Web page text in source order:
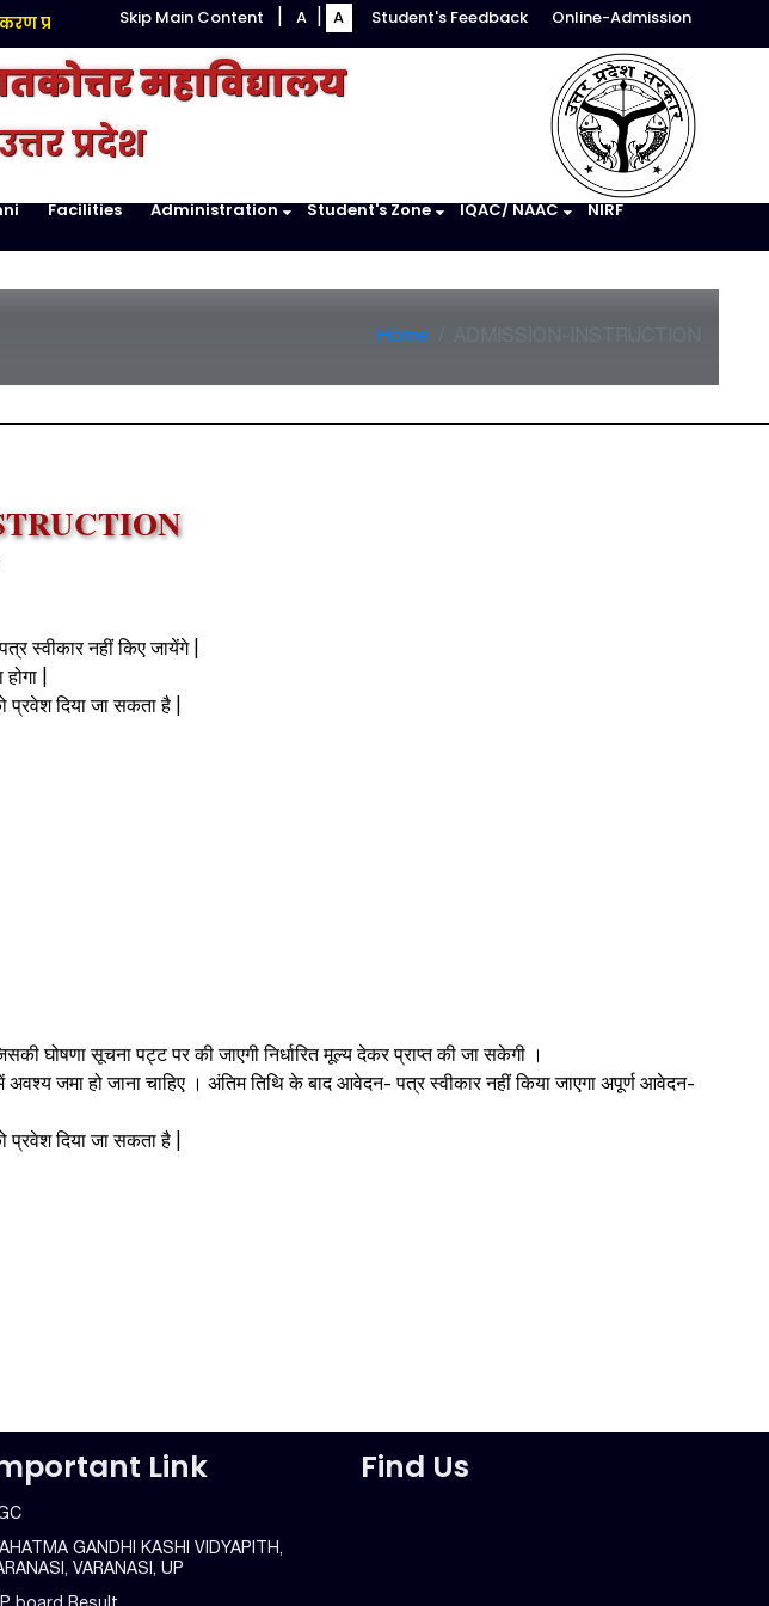
है | Click here
Skip Main Content A A Student's Feedback Online-Admission
महाविद्यालय
प्रदेश
Facilities Administration Student's Zone IQAC/ NAAC
NIRF
Home
स्वीकार नहीं किए जायेंगे |
|
प्रवेश दिया जा सकता है |
घोषणा सूचना पट्ट पर की जाएगी निर्धारित मूल्य देकर प्राप्त की जा सकेगी ।
जमा हो जाना चाहिए । अंतिम तिथि के बाद आवेदन- पत्र स्वीकार नहीं किया जाएगा अपूर्ण आवेदन-
प्रवेश दिया जा सकता है |
Link
GANDHI KASHI VIDYAPITH,
VARANASI, UP
Find Us